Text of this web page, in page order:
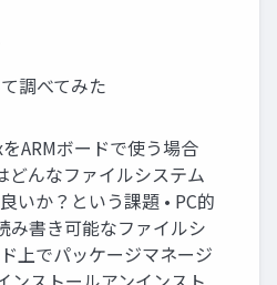
調べてみた
ARMボードで使う場合
どんなファイルシステム
いか？という課題 • PC的
み書き可能なファイルシ
上でパッケージマネージ